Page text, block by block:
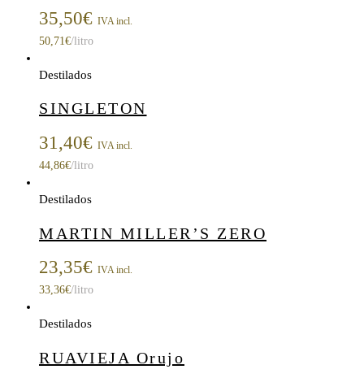
35,50€ IVA incl.
50,71 €/litro
Destilados
SINGLETON
31,40€ IVA incl.
44,86€/litro
Destilados
MARTIN MILLER’S ZERO
23,35€ IVA incl.
33,36€/litro
Destilados
RUAVIEJA Orujo